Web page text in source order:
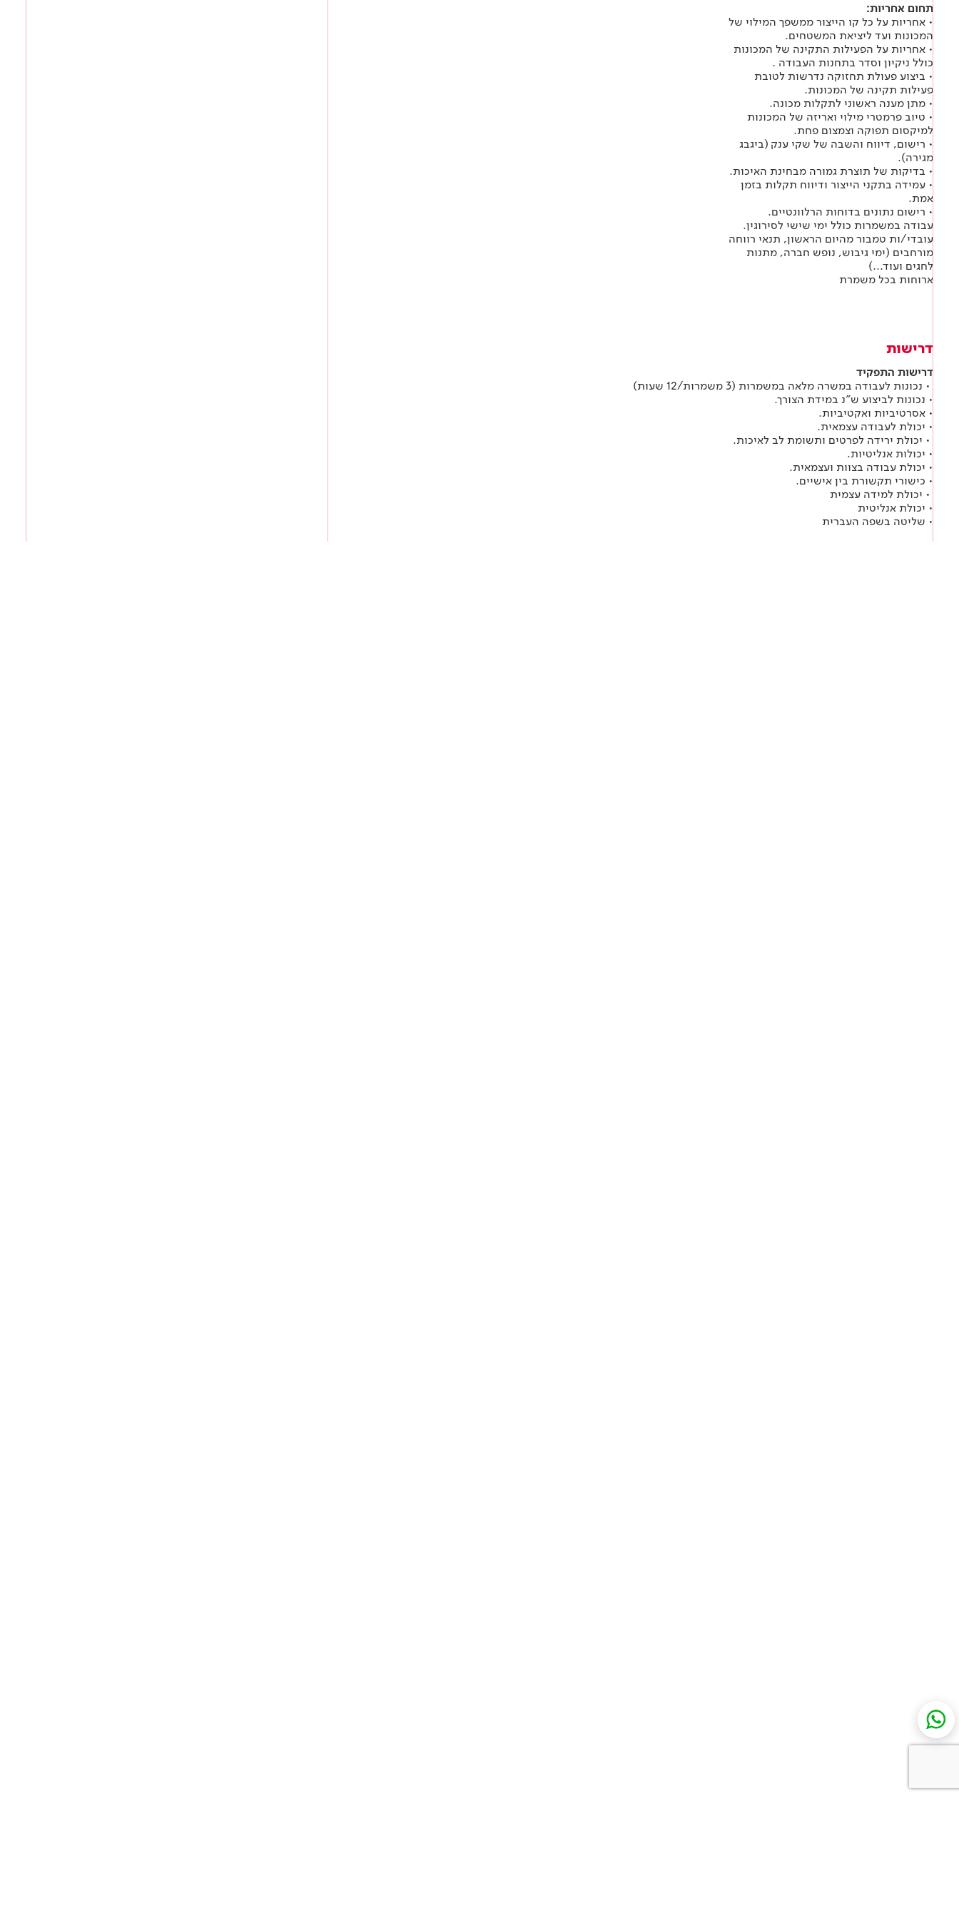
תחום אחריות:
• אחריות על כל קו הייצור ממשפך המילוי של
המכונות ועד ליציאת המשטחים.
• אחריות על הפעילות התקינה של המכונות
כולל ניקיון וסדר בתחנות העבודה .
• ביצוע פעולת תחזוקה נדרשות לטובת
פעילות תקינה של המכונות.
• מתן מענה ראשוני לתקלות מכונה.
• טיוב פרמטרי מילוי ואריזה של המכונות
למיקסום תפוקה וצמצום פחת.
• רישום, דיווח והשבה של שקי ענק (ביגבג
מגירה).
• בדיקות של תוצרת גמורה מבחינת האיכות.
• עמידה בתקני הייצור ודיווח תקלות בזמן
אמת.
• רישום נתונים בדוחות הרלוונטיים.
עבודה במשמרות כולל ימי שישי לסירוגין.
עובדי/ות טמבור מהיום הראשון, תנאי רווחה
מורחבים (ימי גיבוש, נופש חברה, מתנות
לחגים ועוד...)
ארוחות בכל משמרת
דרישות
דרישות התפקיד
• נכונות לעבודה במשרה מלאה במשמרות (3 משמרות/12 שעות)
• נכונות לביצוע ש"נ במידת הצורך.
• אסרטיביות ואקטיביות.
• יכולת לעבודה עצמאית.
• יכולת ירידה לפרטים ותשומת לב לאיכות.
• יכולות אנליטיות.
• יכולת עבודה בצוות ועצמאית.
• כישורי תקשורת בין אישיים.
• יכולת למידה עצמית
• יכולת אנליטית
• שליטה בשפה העברית